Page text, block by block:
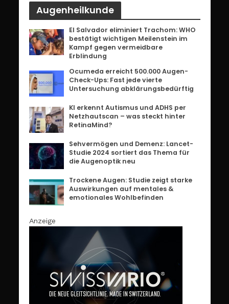
Augenheilkunde
El Salvador eliminiert Trachom: WHO
bestätigt wichtigen Meilenstein im
Kampf gegen vermeidbare
Erblindung
Ocumeda erreicht 500.000 Augen-
Check-Ups: Fast jede vierte
Untersuchung abklärungsbedürftig
KI erkennt Autismus und ADHS per
Netzhautscan – was steckt hinter
RetinaMind?
Sehvermögen und Demenz: Lancet-
Studie 2024 sortiert das Thema für
die Augenoptik neu
Trockene Augen: Studie zeigt starke
Auswirkungen auf mentales &
emotionales Wohlbefinden
Anzeige